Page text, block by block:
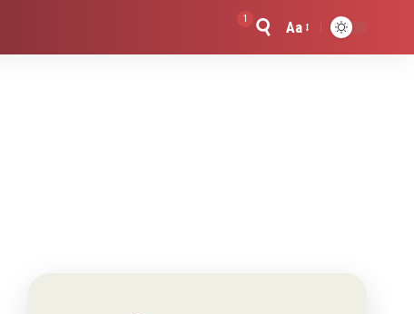
1
Font
Aa